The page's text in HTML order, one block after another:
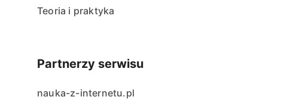
Teoria i praktyka
Partnerzy serwisu
nauka-z-internetu.pl